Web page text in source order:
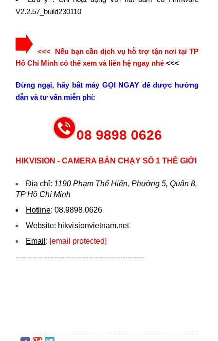
V2.2.57_build230110
<<< Nếu bạn cần dịch vụ hỗ trợ tận nơi tại TP
Hồ Chí Minh có thể xem và liên hệ ngay nhé<<<
Đừng ngại, hãy bắt máy GỌI NGAY để được hướng
dẫn và tư vấn miễn phí:
08 9898 0626
HIKVISION - CAMERA BÁN CHẠY SỐ 1 THẾ GIỚI
Địa chỉ: 1190 Phạm Thế Hiển, Phường 5, Quận 8,
TP Hồ Chí Minh
Hotline: 08.9898.0626
Website: hikvi sionvietnam.net
Email : [email protected]
-----------------------------------------------------